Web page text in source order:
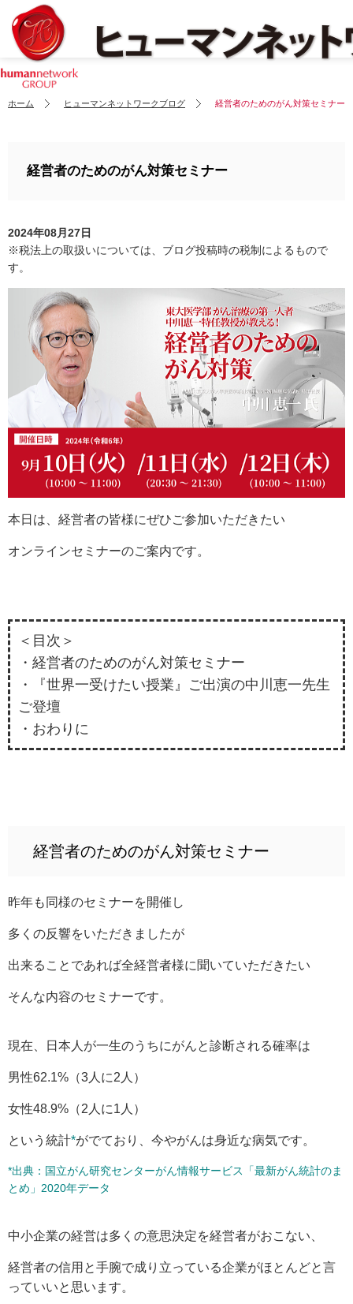
ホーム ヒューマンネットワークブログ 経営者のためのがん対策セミナー
経営者のためのがん対策セミナー
2024年08月27日
※税法上の取扱いについては、ブログ投稿時の税制によるもので
す。
本日は、経営者の皆様にぜひご参加いただきたい
オンラインセミナーのご案内です。
＜目次＞
・経営者のためのがん対策セミナー
・『世界一受けたい授業』ご出演の中川恵一先生
ご登壇
・おわりに
経営者のためのがん対策セミナー
昨年も同様のセミナーを開催し
多くの反響をいただきましたが
出来ることであれば全経営者様に聞いていただきたい
そんな内容のセミナーです。
現在、日本人が一生のうちにがんと診断される確率は
男性62.1%（3人に2人）
女性48.9%（2人に1人）
という統計*がでており、今やがんは身近な病気です。
*出典：国立がん研究センターがん情報サービス「最新がん統計のま
とめ」2020年データ
中小企業の経営は多くの意思決定を経営者がおこない、
経営者の信用と手腕で成り立っている企業がほとんどと言
っていいと思います。